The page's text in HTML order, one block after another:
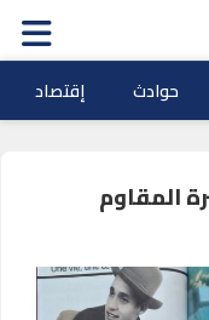
حوادث إقتصاد
المقاوم